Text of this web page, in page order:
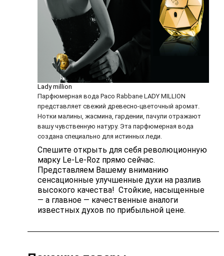
Lady million
Парфюмерная вода Paco Rabbane LADY MILLION
представляет свежий древесно-цветочный аромат.
Нотки малины, жасмина, гардении, пачули отражают
вашу чувственную натуру. Эта парфюмерная вода
создана специально для истинных леди.
Спешите открыть для себя революционную
марку Le-Le-Roz прямо сейчас.
Представляем Вашему вниманию
сенсационные улучшенные духи на разлив
высокого качества! Стойкие, насыщенные
— а главное — качественные аналоги
известных духов по прибыльной цене.